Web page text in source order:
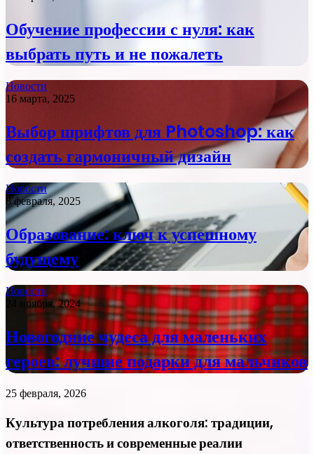
Обучение профессии с нуля: как
выбрать путь и не пожалеть
Новости
16 марта, 2025
Выбор шрифтов для Photoshop: как
создать гармоничный дизайн
Новости
8 февраля, 2025
Образование: ключ к успешному
будущему
Новости
24 ноября, 2024
Новогодние чудеса для маленьких
героев: лучшие подарки для мальчиков
25 февраля, 2026
Культура потребления алкоголя: традиции,
ответственность и современные реалии